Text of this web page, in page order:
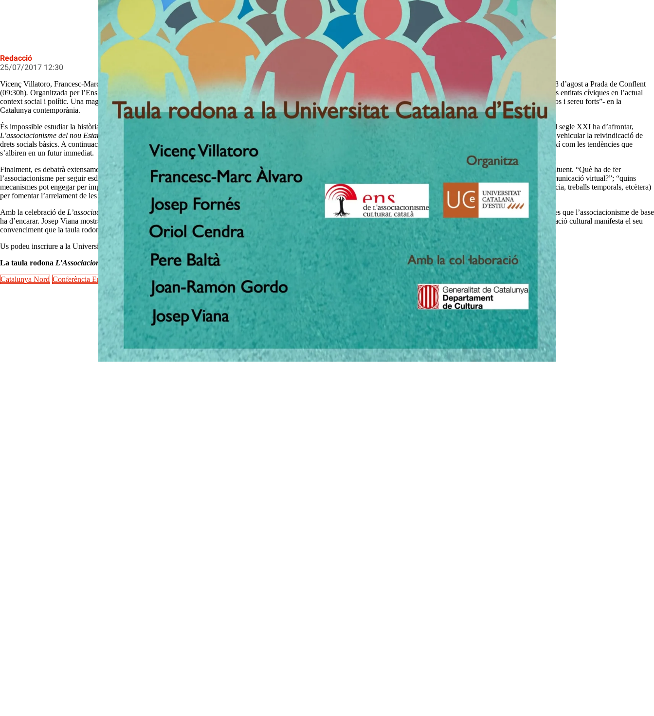
L&#39;Ens debatrà &#39;L&#39;associacionisme del nou Estat&#39; a la Universitat Catalana d&#39;Estiu
Redacció
25/07/2017 12:30
Vicenç Villatoro, Francesc-Marc Àlvaro, Josep Fornés, Oriol Cendra, Pere Baltà i Joan-Ramon Gordo seran els protagonistes de L’associacionisme del nou Estat,
que tindrà lloc el 18 d’agost a Prada de Conflent
(09:30h). Organitzada per l’Ens de l’Associacionisme Cultural en el marc de la XLIX Universitat Catalana d’Estiu, aquesta taula rodona plantejarà quin paper han de desenvolupar les entitats cíviques en l’actual
context social i polític. Una magnífica plataforma per valorar com traslladar les màximes de Josep Anselm Clave -instruïu-vos i sereu forts”; “estimeu-vos i sereu feliços”; “associeu-vos i sereu forts”- en la
Catalunya contemporània.
És impossible estudiar la història catalana contemporània sense fer referència al vigor del teixit associatiu. Per poder diagnosticar més acuradament els reptes que l’associacionisme del segle XXI ha d’afrontar,
L’associacionisme del nou Estat
exposarà breument el seu sorgiment i recorregut, sempre marcat per la voluntat d’apoderar la ciutadania, elevar la seva instrucció cultural i així poder vehicular la reivindicació de
drets socials bàsics. A continuació, serà plantejada l’evolució recent de l’associacionisme català, destacant els principals èxits i mancances viscuts des de la restauració democràtica, així com les tendències que
s’albiren en un futur immediat.
Finalment, es debatrà extensament quin paper ha de jugar l’associacionisme en la Catalunya contemporània, immersa en una doble dinàmica: la globalització cultural i el procés constituent. “Què ha de fer
l’associacionisme per seguir esdeveniment un motor per apoderar la ciutadania?”; “quina posició ha de prendre en un escenari dominat pels
mass media,
les xarxes socials 2.0 i la comunicació virtual?”; “quins
mecanismes pot engegar per implicar culturalment la societat; “què pot fer, en un context marcat pel progressiu desarrelament de les persones al seu entorn (canvis constant de residència, treballs temporals, etcètera)
per fomentar l’arrelament de les persones al territori?” Són algunes de les moltes preguntes que seran analitzades en profunditat.
Amb la celebració de L’associacionisme del nou Estat,l’Ens de l’Associacionisme Cultural Català vol començar un profund procés de reflexió sobre les amenaces, possibilitats i reptes que l’associacionisme de base
ha d’encarar. Josep Viana mostra la seva satisfacció a Tornaveu “per poder comptar amb ponents d’una gran vàlua professional, acadèmica i intel·lectual”. El president de la confederació cultural manifesta el seu
convenciment que la taula rodona “serà molt útil per guanyar consciència del moment associatiu què vivim, i sobretot, les línies estratègiques que les entitats hem de prendre”.
Us podeu inscriure a la Universitat Catalana d’Estiu en aquest
enllaç
La taula rodona L’Associacionisme del nou Estatserà possibles gràcies a la col·laboració de la Diputació de Barcelona
Catalunya Nord Conferència Ens Ens de l' Associacionisme Cultural Català UCE